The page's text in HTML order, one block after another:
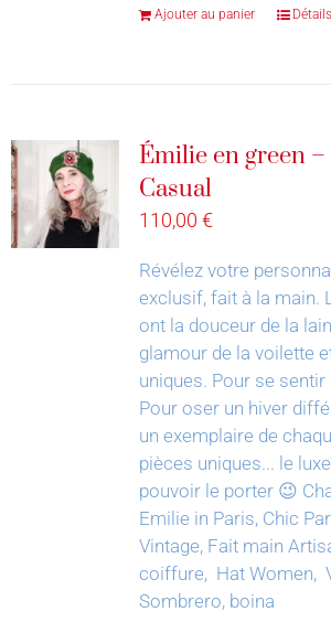
Ajouter au panier Détails
Émilie en green –
Casual
110,00 €
Révélez votre
exclusif, fait à la main.
ont la douceur de la
glamour de la voilette
uniques. Pour se sentir
Pour oser un hiver
un exemplaire de
pièces uniques... le
pouvoir le porter 😉
Emilie in Paris, Chic
Vintage, Fait main
coiffure, Hat Women,
Sombrero, boina